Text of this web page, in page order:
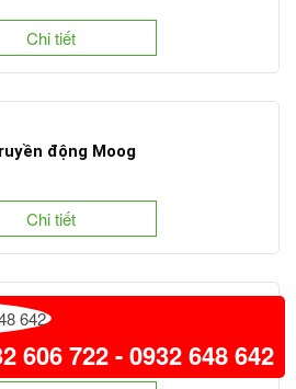
Chi tiết
động Moog
Chi tiết
động cơ điện Moog
606 722 - 0932 648 642